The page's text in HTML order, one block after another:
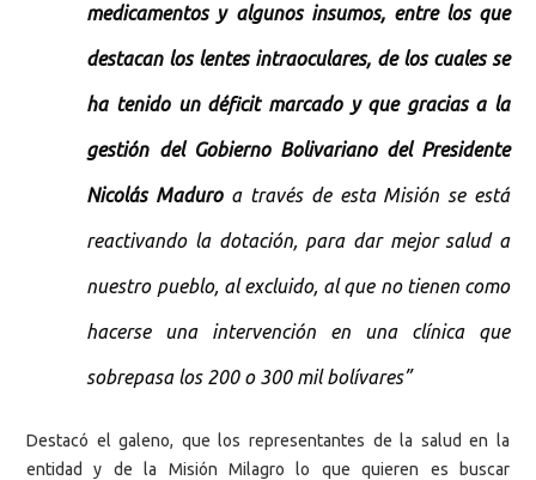
medicamentos y algunos insumos, entre los que
destacan los lentes intraoculares, de los cuales se
ha tenido un déficit marcado y que gracias a la
gestión del Gobierno Bolivariano del Presidente
Nicolás Maduroa través de esta Misión se está
reactivando la dotación, para dar mejor salud a
nuestro pueblo, al excluido, al que no tienen como
hacerse una intervención en una clínica que
sobrepasa los 200 o 300 mil bolívares”
Destacó el galeno, que los representantes de la salud en la
entidad y de la Misión Milagro lo que quieren es buscar